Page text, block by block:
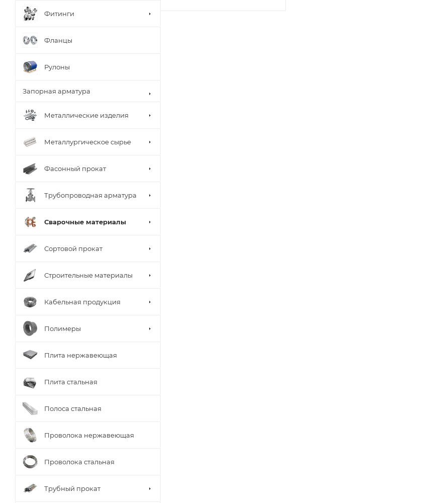
Фитинги
Фланцы
Рулоны
Запорная арматура
Металлические изделия
Металлургическое сырье
Фасонный прокат
Трубопроводная арматура
Сварочные материалы
Сортовой прокат
Строительные материалы
Кабельная продукция
Полимеры
Плита нержавеющая
Плита стальная
Полоса стальная
Проволока нержавеющая
Проволока стальная
Трубный прокат